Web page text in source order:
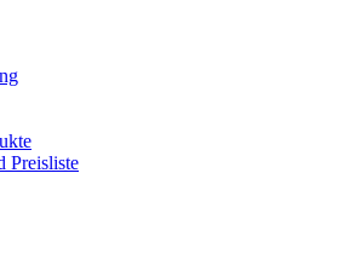
Preisliste